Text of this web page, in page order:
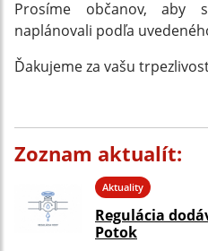
Prosíme občanov, aby
naplánovali podľa
Ďakujeme za vašu
Zoznam aktualít:
Aktuality
Regulácia
Potok